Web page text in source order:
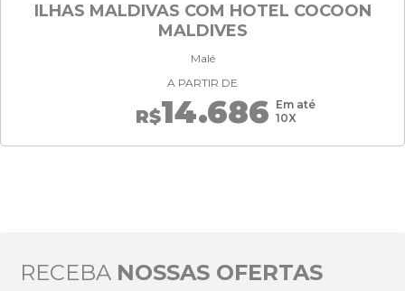
ILHAS MALDIVAS COM HOTEL COCOON
MALDIVES
Malé
A PARTIR DE
R$14.686 Em até
10X
RECEBA NOSSAS OFERTAS